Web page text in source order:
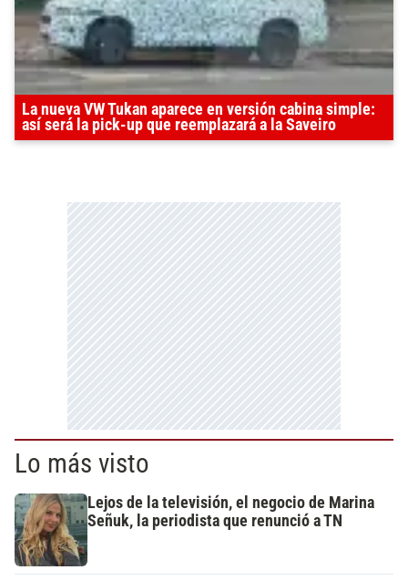
La nueva VW Tukan aparece en versión cabina simple:
así será la pick-up que reemplazará a la Saveiro
Lo más visto
Lejos de la televisión, el negocio de Marina
Señuk, la periodista que renunció a TN